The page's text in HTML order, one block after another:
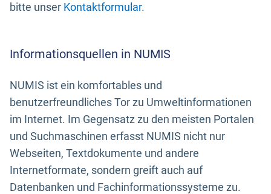
bitte unser Kontaktformular.
Informationsquellen in NUMIS
NUMIS ist ein komfortables und
benutzerfreundliches Tor zu Umweltinformationen
im Internet. Im Gegensatz zu den meisten Portalen
und Suchmaschinen erfasst NUMIS nicht nur
Webseiten, Textdokumente und andere
Internetformate, sondern greift auch auf
Datenbanken und Fachinformationssysteme zu.